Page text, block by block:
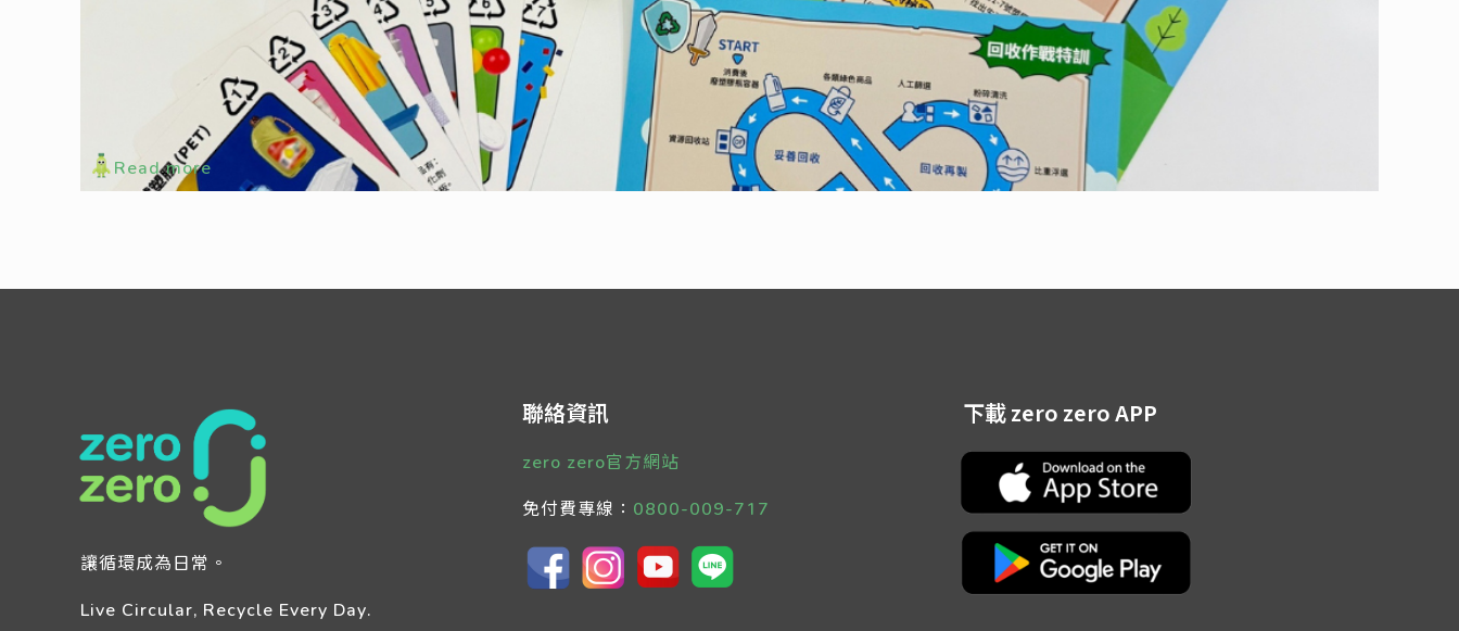
大豐環保共同推動「塑學奇兵」教具，永續理念落實校園！
近年來，塑膠污染已成為全球最棘手的環境挑戰之一，為了從根本改善塑膠對生態 […]
Read more
讓循環成為日常。
Live Circular, Recycle Every Day.
聯絡資訊
zero zero官方網站
免付費專線： 0800-009-717
下載 zero zero APP